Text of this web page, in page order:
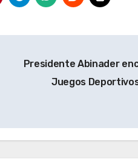
Presidente Abinader
Juegos